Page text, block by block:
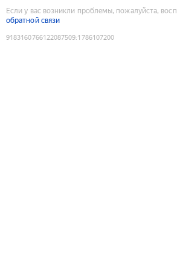
Если у вас возникли проблемы, пожалуйста,
обратной связи
9183160766122087509:1786107200